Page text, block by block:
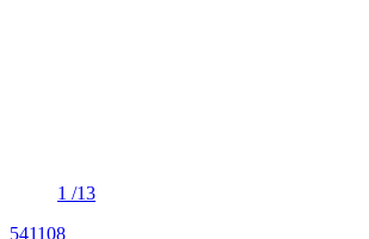
1 /13
541108